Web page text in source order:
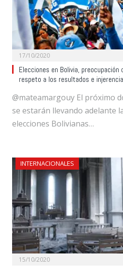
17/10/2020
Elecciones en Bolivia,
respeto a los resultados e
@mateamargouy El próximo
se estarán llevando adelante
elecciones Bolivianas…
INTERNACIONALES
15/10/2020